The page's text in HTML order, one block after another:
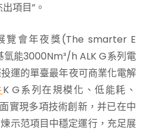
項目”。
覽會年夜獎(The smarter E
能3000Nm³/h ALK G系列電
運的單臺最年夜可商業化電解
K G系列在規模化、低能耗、
實現多項技術創新，并已在中
示范項目中穩定運行，充足展